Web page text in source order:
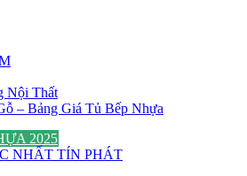
Nội Thất
– Bảng Giá Tủ Bếp Nhựa
2025